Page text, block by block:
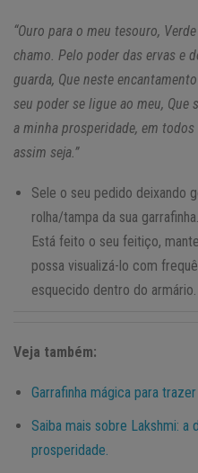
“Ouro para o meu tesouro,
chamo. Pelo poder das ervas e
guarda, Que neste
seu poder se ligue ao meu, Que
a minha prosperidade, em
assim seja.”
Sele o seu pedido deixando
rolha/tampa da sua
Está feito o seu feitiço,
possa visualizá-lo com
esquecido dentro do armário.
Veja também:
Garrafinha mágica para
Saiba mais sobre Lakshmi: a
prosperidade.